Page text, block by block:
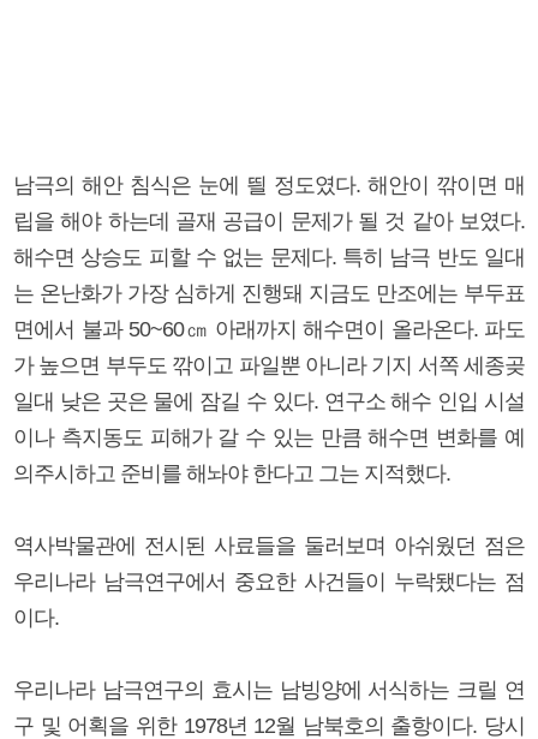
남극의 해안 침식은 눈에 띌 정도였다. 해안이 깎이면 매
립을 해야 하는데 골재 공급이 문제가 될 것 같아 보였다.
해수면 상승도 피할 수 없는 문제다. 특히 남극 반도 일대
는 온난화가 가장 심하게 진행돼 지금도 만조에는 부두표
면에서 불과 50~60㎝ 아래까지 해수면이 올라온다. 파도
가 높으면 부두도 깎이고 파일뿐 아니라 기지 서쪽 세종곶
일대 낮은 곳은 물에 잠길 수 있다. 연구소 해수 인입 시설
이나 측지동도 피해가 갈 수 있는 만큼 해수면 변화를 예
의주시하고 준비를 해놔야 한다고 그는 지적했다.
역사박물관에 전시된 사료들을 둘러보며 아쉬웠던 점은
우리나라 남극연구에서 중요한 사건들이 누락됐다는 점
이다.
우리나라 남극연구의 효시는 남빙양에 서식하는 크릴 연
구 및 어획을 위한 1978년 12월 남북호의 출항이다. 당시